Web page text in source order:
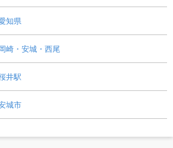
知県
崎・安城・西尾
井駅
城市